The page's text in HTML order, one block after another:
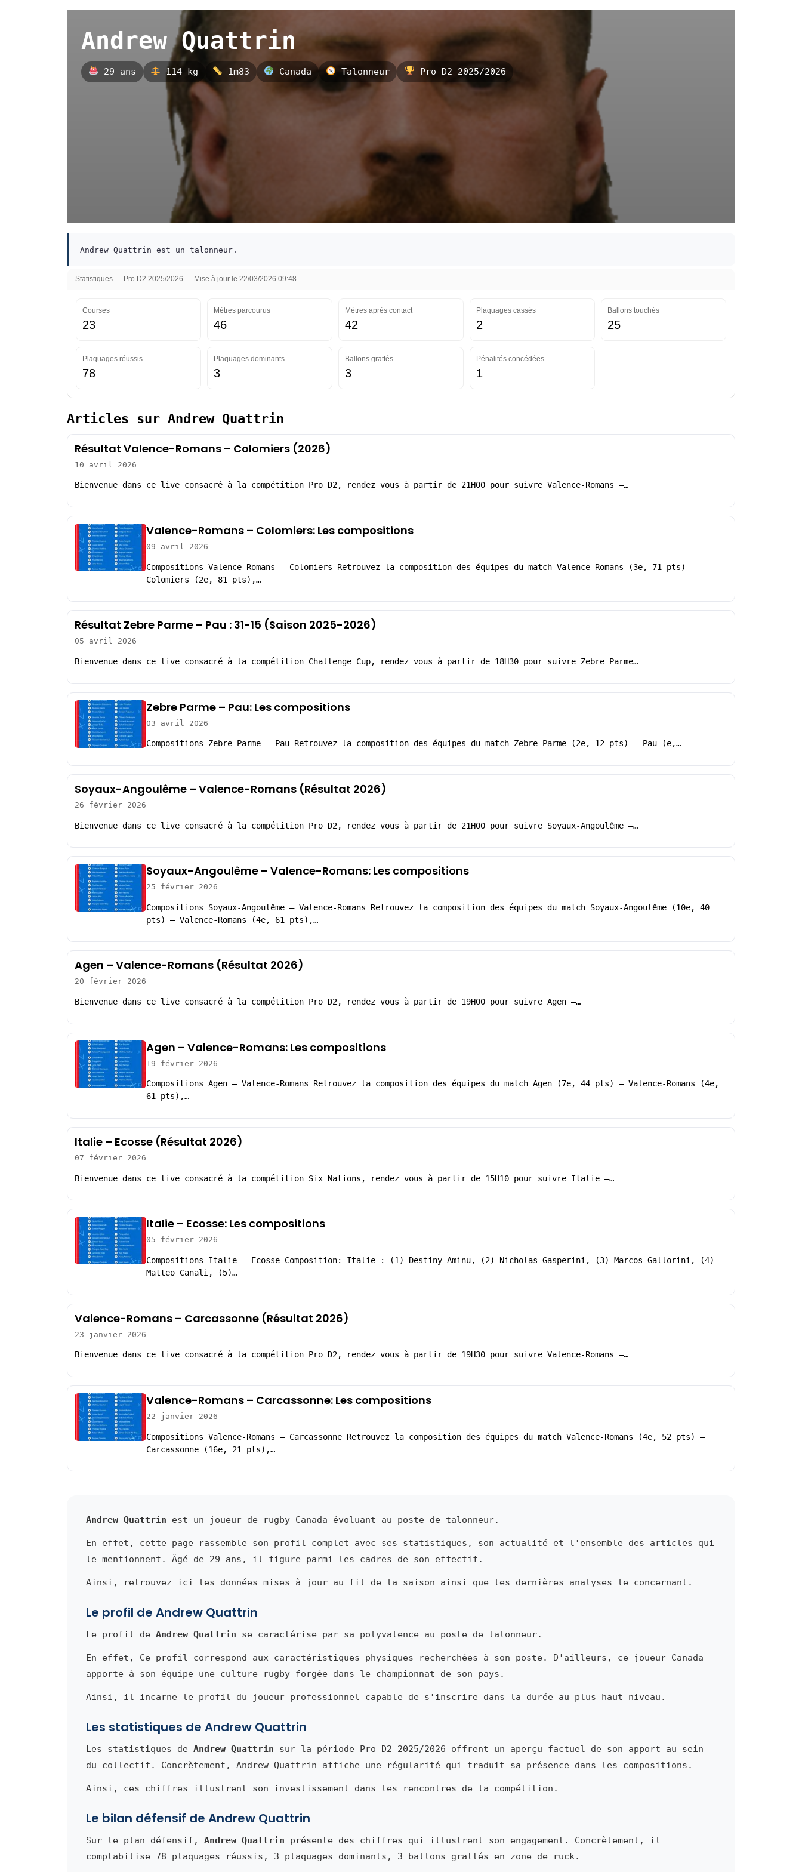
Andrew Quattrin
29 ans 114 kg 1m83 Canada Talonneur Pro D2 2025/2026
Andrew Quattrin est un talonneur.
Statistiques — Pro D2 2025/2026 — Mise à jour le 22/03/2026 09:48
Courses
23
Mètres parcourus
46
Mètres après contact
42
Plaquages cassés
2
Ballons touchés
25
Plaquages réussis
78
Plaquages dominants
3
Ballons grattés
3
Pénalités concédées
1
Articles sur Andrew Quattrin
Résultat Valence-Romans – Colomiers (2026)
10 avril 2026
Bienvenue dans ce live consacré à la compétition Pro D2, rendez vous à partir de 21H00 pour suivre Valence-Romans –…
Valence-Romans – Colomiers: Les compositions
09 avril 2026
Compositions Valence-Romans – Colomiers Retrouvez la composition des équipes du match Valence-Romans (3e, 71 pts) –
Colomiers (2e, 81 pts),…
Résultat Zebre Parme – Pau : 31-15 (Saison 2025-2026)
05 avril 2026
Bienvenue dans ce live consacré à la compétition Challenge Cup, rendez vous à partir de 18H30 pour suivre Zebre Parme…
Zebre Parme – Pau: Les compositions
03 avril 2026
Compositions Zebre Parme – Pau Retrouvez la composition des équipes du match Zebre Parme (2e, 12 pts) – Pau (e,…
Soyaux-Angoulême – Valence-Romans (Résultat 2026)
26 février 2026
Bienvenue dans ce live consacré à la compétition Pro D2, rendez vous à partir de 21H00 pour suivre Soyaux-Angoulême –…
Soyaux-Angoulême – Valence-Romans: Les compositions
25 février 2026
Compositions Soyaux-Angoulême – Valence-Romans Retrouvez la composition des équipes du match Soyaux-Angoulême (10e, 40
pts) – Valence-Romans (4e, 61 pts),…
Agen – Valence-Romans (Résultat 2026)
20 février 2026
Bienvenue dans ce live consacré à la compétition Pro D2, rendez vous à partir de 19H00 pour suivre Agen –…
Agen – Valence-Romans: Les compositions
19 février 2026
Compositions Agen – Valence-Romans Retrouvez la composition des équipes du match Agen (7e, 44 pts) – Valence-Romans (4e,
61 pts),…
Italie – Ecosse (Résultat 2026)
07 février 2026
Bienvenue dans ce live consacré à la compétition Six Nations, rendez vous à partir de 15H10 pour suivre Italie –…
Italie – Ecosse: Les compositions
05 février 2026
Compositions Italie – Ecosse Composition: Italie : (1) Destiny Aminu, (2) Nicholas Gasperini, (3) Marcos Gallorini, (4)
Matteo Canali, (5)…
Valence-Romans – Carcassonne (Résultat 2026)
23 janvier 2026
Bienvenue dans ce live consacré à la compétition Pro D2, rendez vous à partir de 19H30 pour suivre Valence-Romans –…
Valence-Romans – Carcassonne: Les compositions
22 janvier 2026
Compositions Valence-Romans – Carcassonne Retrouvez la composition des équipes du match Valence-Romans (4e, 52 pts) –
Carcassonne (16e, 21 pts),…
Andrew Quattrin est un joueur de rugby Canada évoluant au poste de talonneur.
En effet, cette page rassemble son profil complet avec ses statistiques, son actualité et l'ensemble des articles qui
le mentionnent. Âgé de 29 ans, il figure parmi les cadres de son effectif.
Ainsi, retrouvez ici les données mises à jour au fil de la saison ainsi que les dernières analyses le concernant.
Le profil de Andrew Quattrin
Le profil de Andrew Quattrin se caractérise par sa polyvalence au poste de talonneur.
En effet, Ce profil correspond aux caractéristiques physiques recherchées à son poste. D'ailleurs, ce joueur Canada
apporte à son équipe une culture rugby forgée dans le championnat de son pays.
Ainsi, il incarne le profil du joueur professionnel capable de s'inscrire dans la durée au plus haut niveau.
Les statistiques de Andrew Quattrin
Les statistiques de Andrew Quattrin sur la période Pro D2 2025/2026 offrent un aperçu factuel de son apport au sein
du collectif. Concrètement, Andrew Quattrin affiche une régularité qui traduit sa présence dans les compositions.
Ainsi, ces chiffres illustrent son investissement dans les rencontres de la compétition.
Le bilan défensif de Andrew Quattrin
Sur le plan défensif, Andrew Quattrin présente des chiffres qui illustrent son engagement. Concrètement, il
comptabilise 78 plaquages réussis, 3 plaquages dominants, 3 ballons grattés en zone de ruck.